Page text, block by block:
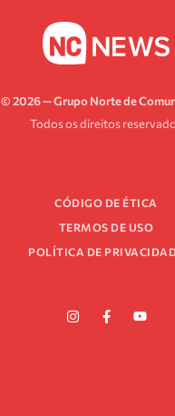
© 2026 — Grupo Norte de
Todos os direitos
CÓDIGO DE ÉTICA
TERMOS DE USO
POLÍTICA DE